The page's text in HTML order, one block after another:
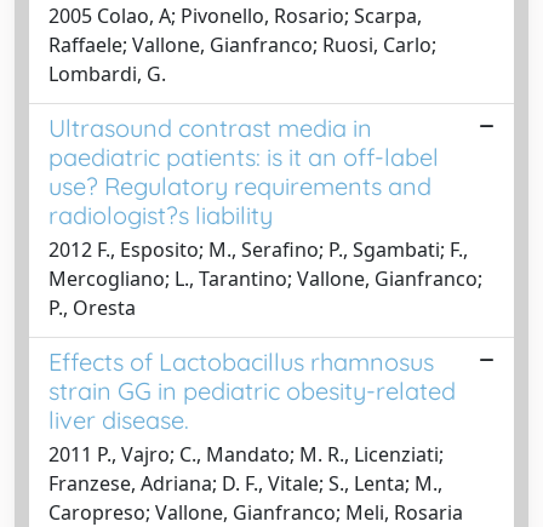
2005 Colao, A; Pivonello, Rosario; Scarpa,
Raffaele; Vallone, Gianfranco; Ruosi, Carlo;
Lombardi, G.
Ultrasound contrast media in
paediatric patients: is it an off-label
use? Regulatory requirements and
radiologist?s liability
2012 F., Esposito; M., Serafino; P., Sgambati; F.,
Mercogliano; L., Tarantino; Vallone, Gianfranco;
P., Oresta
Effects of Lactobacillus rhamnosus
strain GG in pediatric obesity-related
liver disease.
2011 P., Vajro; C., Mandato; M. R., Licenziati;
Franzese, Adriana; D. F., Vitale; S., Lenta; M.,
Caropreso; Vallone, Gianfranco; Meli, Rosaria